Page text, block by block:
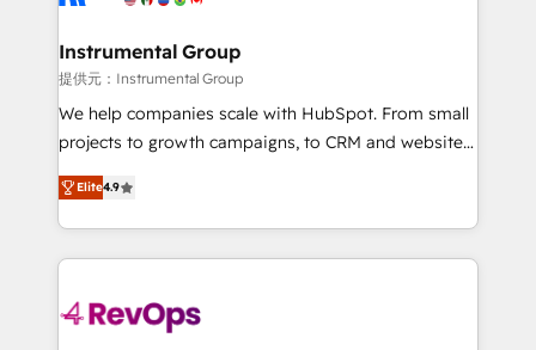
agency for a growth problem. Hire a partner built to
Premier Partner 2023 🌟5 HubSpot Accreditations 🌟
Won HubSpot Theme Challenge 2021 🌟INBOUND’19
HubSpot Rising Star Why us? Harnessing the full
potential of the powerful HubSpot CRM. ✔️A team of
HubSpot experience ✔️Flexible pricing models —
Hourly-fee (assigned one Dedicated HubSpot
requirement). ✔️Helped over 25,000+ customers so
far with our HubSpot solutions. ✔️Bespoke apps &
Instrumental Group
提供元：Instrumental Group
We help companies scale with HubSpot. From small
projects to growth campaigns, to CRM and websites.
Hire an agency that's experienced in every inch of
HubSpot and willing to work hand-in-hand with your
team to simplify the complex and build a better
experience for your team and customers.
Elite4.9